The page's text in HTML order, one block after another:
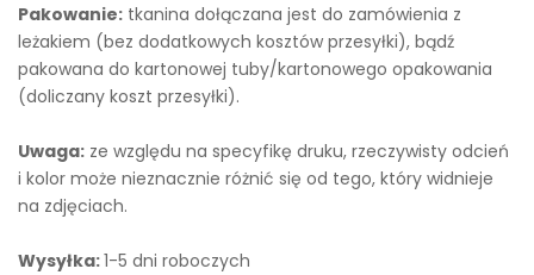
Pakowanie: tkanina dołączana jest do zamówienia z
leżakiem (bez dodatkowych kosztów przesyłki), bądź
pakowana do kartonowej tuby/kartonowego opakowania
(doliczany koszt przesyłki).
Uwaga: ze względu na specyfikę druku, rzeczywisty odcień
i kolor może nieznacznie różnić się od tego, który widnieje
na zdjęciach.
Wysyłka:1-5 dni roboczych